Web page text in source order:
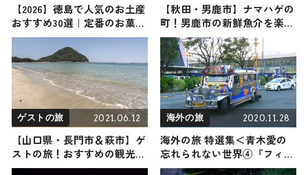
【2026】徳島で人気のお土産
おすすめ30選｜定番のお菓子
から徳島限定、女性向けのお
土産、雑貨まで幅広く紹介
【秋田・男鹿市】ナマハゲの
町！男鹿市の新鮮魚介を楽し
めるおすすめグルメ店３選
ゲストの旅 2021.06.12
【山口県・長門市＆萩市】ゲ
ストの旅！おすすめの観光・
グルメをご紹介
海外の旅 2020.11.28
海外の旅 特選集＜青木愛の
忘れられない世界④『フィリ
ピン編』＞